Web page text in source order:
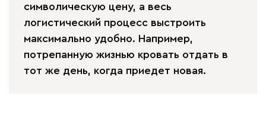
символическую цену, а весь
логистический процесс выстроить
максимально удобно. Например,
потрепанную жизнью кровать отдать в
тот же день, когда приедет новая.